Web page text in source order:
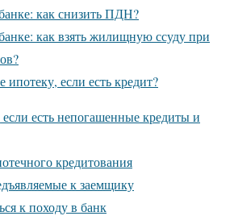
как снизить ПДН?
как взять жилищную ссуду при
ипотеку, если есть кредит?
есть непогашенные кредиты и
кредитования
к заемщику
к походу в банк